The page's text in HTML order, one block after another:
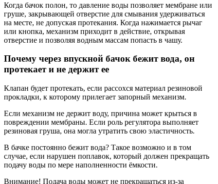
Когда бачок полон, то давление воды позволяет мембране или
груше, закрывающей отверстие для смывания удерживаться
на месте, не допуская протекания. Когда нажимается рычаг
или кнопка, механизм приходит в действие, открывая
отверстие и позволяя водным массам попасть в чашу.
Почему через впускной бачок бежит вода, он
протекает и не держит ее
Клапан будет протекать, если рассохся материал резиновой
прокладки, к которому прилегает запорный механизм.
Если механизм не держит воду, причина может крыться в
повреждении мембраны. Если роль регулятора выполняет
резиновая груша, она могла утратить свою эластичность.
В бачке постоянно бежит вода? Такое возможно и в том
случае, если нарушен поплавок, который должен прекращать
подачу воды по мере наполненности ёмкости.
Внимание! Подача воды может не прекращаться из-за